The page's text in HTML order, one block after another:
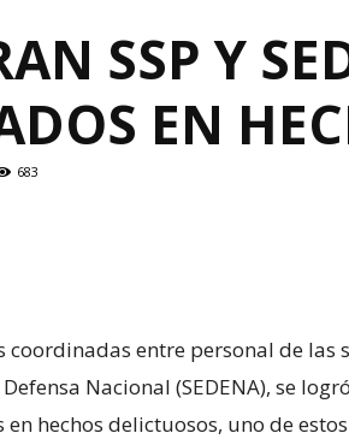
SSP Y
EN
683
coordinadas entre personal de las
Defensa Nacional (SEDENA), se
hechos delictuosos, uno de